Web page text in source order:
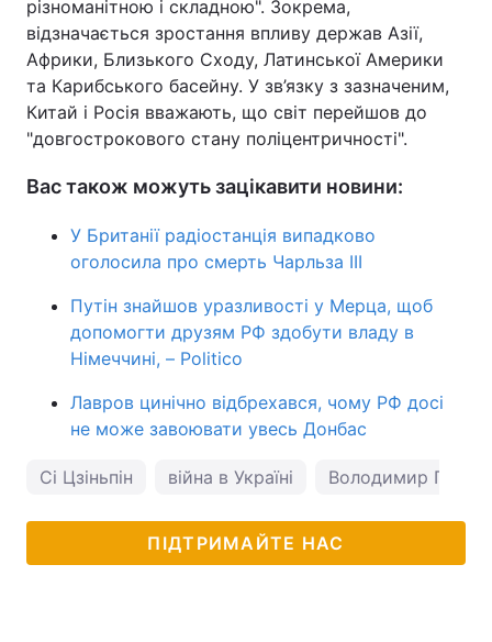
різноманітною і складною". Зокрема,
відзначається зростання впливу держав Азії,
Африки, Близького Сходу, Латинської Америки
та Карибського басейну. У зв’язку з зазначеним,
Китай і Росія вважають, що світ перейшов до
"довгострокового стану поліцентричності".
Вас також можуть зацікавити новини:
У Британії радіостанція випадково
оголосила про смерть Чарльза ІІІ
Путін знайшов уразливості у Мерца, щоб
допомогти друзям РФ здобути владу в
Німеччині, – Politico
Лавров цинічно відбрехався, чому РФ досі
не може завоювати увесь Донбас
Сі Цзіньпін війна в Україні Володимир Путін
ПІДТРИМАЙТЕ НАС